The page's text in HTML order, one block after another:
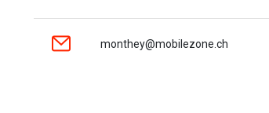
monthey@mobilezone.ch